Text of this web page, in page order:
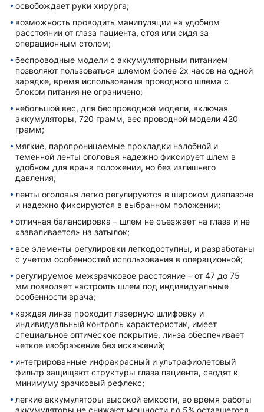
освобождает руки хирурга;
возможность проводить манипуляции на удобном
расстоянии от глаза пациента, стоя или сидя за
операционным столом;
беспроводные модели с аккумуляторным питанием
позволяют пользоваться шлемом более 2х часов на одной
зарядке, время использования проводного шлема с
блоком питания не ограничено;
небольшой вес, для беспроводной модели, включая
аккумуляторы, 720 грамм, вес проводной модели 420
грамм;
мягкие, паропроницаемые прокладки налобной и
теменной ленты оголовья надежно фиксирует шлем в
удобном для врача положении, но без излишнего
давления;
ленты оголовья легко регулируются в широком диапазоне
и надежно фиксируются в выбранном положении;
отличная балансировка – шлем не съезжает на глаза и не
«заваливается» на затылок;
все элементы регулировки легкодоступны, и разработаны
с учетом особенностей использования в операционной;
регулируемое межзрачковое расстояние – от 47 до 75
мм позволяет настроить шлем под индивидуальные
особенности врача;
каждая линза проходит лазерную шлифовку и
индивидуальный контроль характеристик, имеет
специальное оптическое покрытие, линза обеспечивает
четкое изображение без искажений;
интегрированные инфракрасный и ультрафиолетовый
фильтр защищают структуры глаза пациента, сводят к
минимуму зрачковый рефлекс;
легкие аккумуляторы высокой емкости, во время работы